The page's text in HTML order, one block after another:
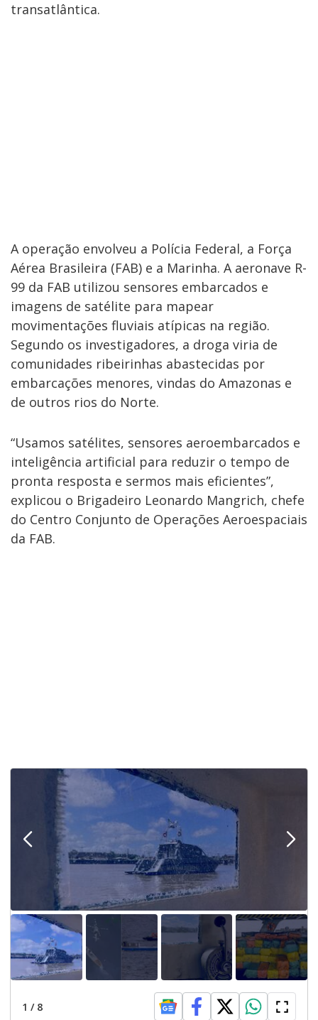
transatlântica.
A operação envolveu a Polícia Federal, a Força
Aérea Brasileira (FAB) e a Marinha. A aeronave R-
99 da FAB utilizou sensores embarcados e
imagens de satélite para mapear
movimentações fluviais atípicas na região.
Segundo os investigadores, a droga viria de
comunidades ribeirinhas abastecidas por
embarcações menores, vindas do Amazonas e
de outros rios do Norte.
“Usamos satélites, sensores aeroembarcados e
inteligência artificial para reduzir o tempo de
pronta resposta e sermos mais eficientes”,
explicou o Brigadeiro Leonardo Mangrich, chefe
do Centro Conjunto de Operações Aeroespaciais
da FAB.
1 / 8